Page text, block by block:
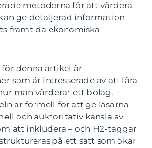
metoderna för att värdera
ge detaljerad information
framtida ekonomiska
denna artikel är
som är intresserade av att lära
man värderar ett bolag.
är formell för att ge läsarna
och auktoritativ känsla av
att inkludera – och H2-taggar
på ett sätt som ökar